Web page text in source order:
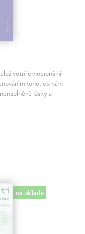
emocionální
toho, co nám
lásky a
na sklade